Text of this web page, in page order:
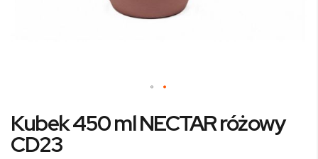
na
początek
galerii
Kubek 450 ml NECTAR różowy
CD23